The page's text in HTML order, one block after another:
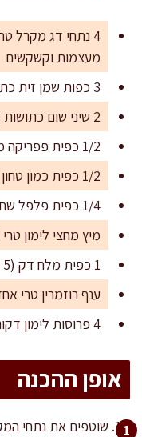
מעצמות וקשקשים
3 כפות שמן זית כתית מעולה (45 מ"ל)
2 שיני שום כתושות (כ-10 גרם)
1/2 כפית פפריקה מעושנת (1.5 גרם)
1/2 כפית כמון טחון (1.5 גרם)
1/4 כפית פלפל שחור גרוס טרי (0.5 גרם)
מיץ מחצי לימון טרי (כ-
1 כפית מלח דק (5 גרם)
ענף רוזמרין טרי
4 פרוסות לימון דקות לקישוט
אופן ההכנה
שוטפים את נתחי